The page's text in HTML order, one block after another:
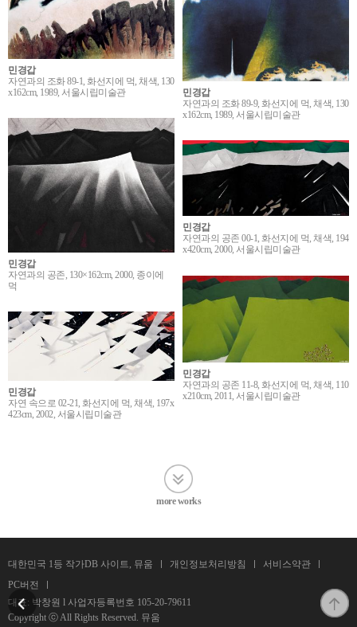
민경갑
자연과의 조화 89-1, 화선지에 먹, 채색, 130
x162cm, 1989, 서울시립미술관
민경갑
자연과의 조화 89-9, 화선지에 먹, 채색, 130
x162cm, 1989, 서울시립미술관
민경갑
자연과의 공존, 130×162cm, 2000, 종이에
먹
민경갑
자연과의 공존 00-1, 화선지에 먹, 채색, 194
x420cm, 2000, 서울시립미술관
민경갑
자연과의 공존 11-8, 화선지에 먹, 채색, 110
x210cm, 2011, 서울시립미술관
민경갑
자연 속으로 02-21, 화선지에 먹, 채색, 197x
423cm, 2002, 서울시립미술관
more works
대한민국 1등 작가DB 사이트, 뮤움 개인정보처리방침
서비스약관
PC버전
대표: 박창원 l 사업자등록번호 105-20-79611
Copyright ⓒ All Rights Reserved. 뮤움